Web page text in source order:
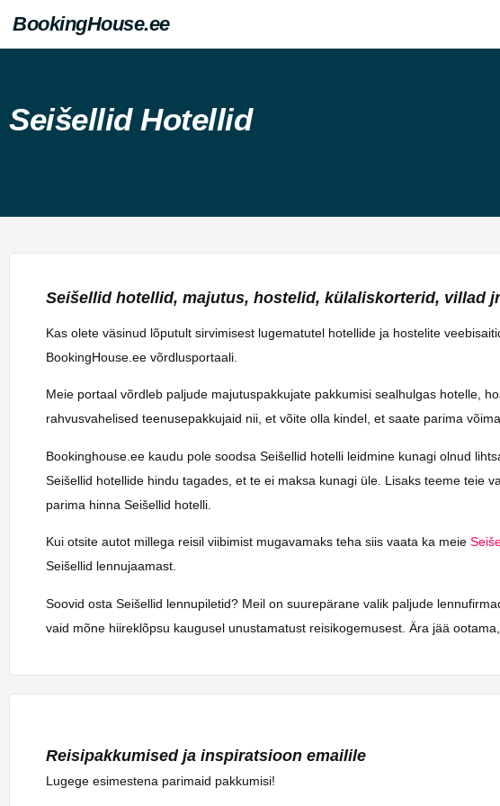
BookingHouse.ee
Seišellid Hotellid
Seišellid hotellid, majutus, hostelid, külaliskorterid, villad
Kas olete väsinud lõputult sirvimisest lugematutel hotellide ja hostelite
BookingHouse.ee võrdlusportaali.
Meie portaal võrdleb paljude majutuspakkujate pakkumisi sealhulgas hotelle,
rahvusvahelised teenusepakkujaid nii, et võite olla kindel, et saate parima
Bookinghouse.ee kaudu pole soodsa Seišellid hotelli leidmine kunagi olnud
Seišellid hotellide hindu tagades, et te ei maksa kunagi üle. Lisaks teeme teie
parima hinna Seišellid hotelli.
Kui otsite autot millega reisil viibimist mugavamaks teha siis vaata ka meie
Seišellid lennujaamast.
Soovid osta Seišellid lennupiletid? Meil on suurepärane valik paljude
vaid mõne hiireklõpsu kaugusel unustamatust reisikogemusest. Ära jää
Reisipakkumised ja inspiratsioon emailile
Lugege esimestena parimaid pakkumisi!